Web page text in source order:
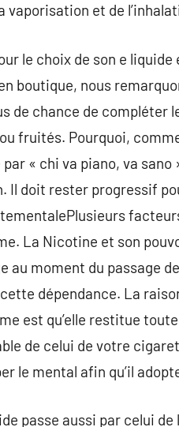
vaporisation et de
le choix de son e
boutique, nous
de chance de compléter
fruités. Pourquoi,
« chi va piano, va
Il doit rester progressif
La Nicotine et son
au moment du passage
dépendance. La
est qu’elle restitue
de celui de votre
le mental afin qu’il
passe aussi par celui